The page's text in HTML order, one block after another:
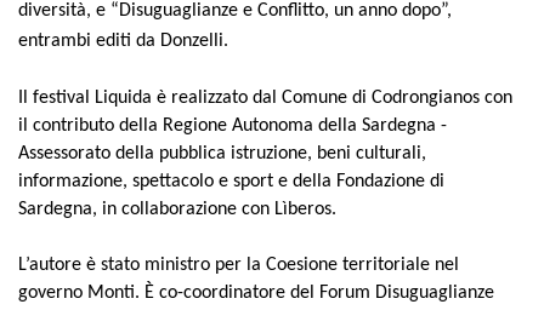
diversità, e “Disuguaglianze e Conflitto, un anno dopo”,
entrambi editi da Donzelli.
Il festival Liquida è realizzato dal Comune di Codrongianos con
il contributo della Regione Autonoma della Sardegna -
Assessorato della pubblica istruzione, beni culturali,
informazione, spettacolo e sport e della Fondazione di
Sardegna, in collaborazione con Lìberos.
L’autore è stato ministro per la Coesione territoriale nel
governo Monti. È co-coordinatore del Forum Disuguaglianze